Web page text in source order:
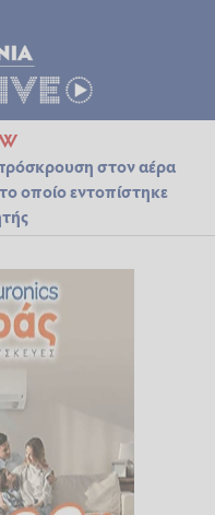
στον αέρα
οποίο εντοπίστηκε